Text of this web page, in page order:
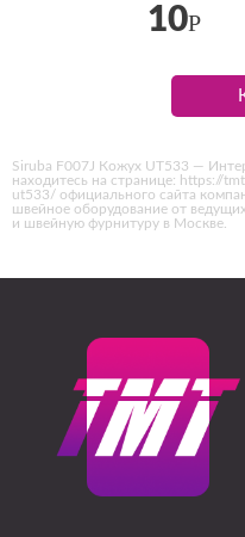
10Р
Siruba F007J Кожух UT533 —
находитесь на странице: https://
ut533/ официального сайта
швейное оборудование от
и швейную фурнитуру в Москве.